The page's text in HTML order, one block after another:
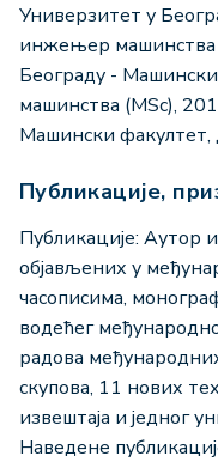
Универзитет у
инжењер машинства
Београду -
машинства (MSc),
Машински факултет,
Публикације,
Публикације: Аутор
објављених у
часописима,
водећег
радова
скупова, 11 нових
извештаја и једног
Наведене